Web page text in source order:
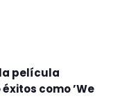
la película
como ’We